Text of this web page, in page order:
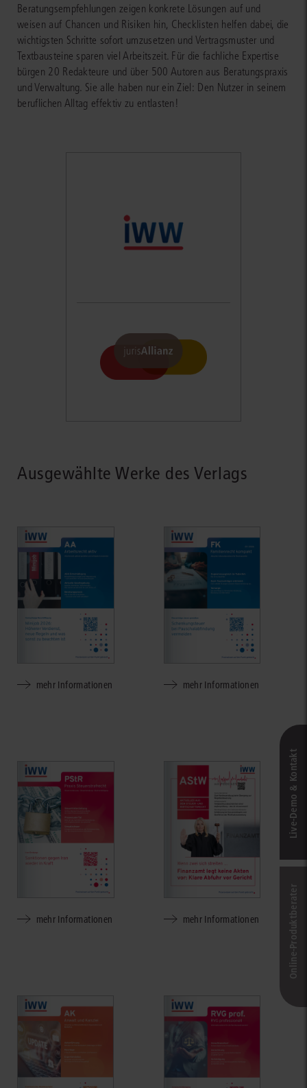
Beratungsempfehlungen zeigen konkrete Lösungen auf und
weisen auf Chancen und Risiken hin, Checklisten helfen dabei, die
wichtigsten Schritte sofort umzusetzen und Vertragsmuster und
Textbausteine sparen viel Arbeitszeit. Für die fachliche Expertise
bürgen 20 Redakteure und über 500 Autoren aus Beratungspraxis
und Verwaltung. Sie alle haben nur ein Ziel: Den Nutzer in seinem
beruflichen Alltag effektiv zu entlasten!
Ausgewählte Werke des Verlags
mehr Informationen mehr Informationen
mehr Informationen mehr Informationen
Live‑Demo & Kontakt
Online-Produkt­berater